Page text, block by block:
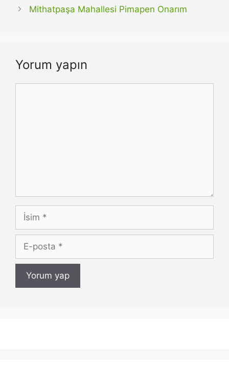
Mithatpaşa Mahallesi Pimapen Onarım
Yorum yapın
İsim
posta